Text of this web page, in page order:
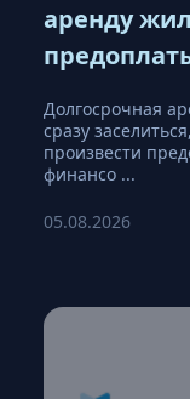
аренду
Долгосрочная
сразу
произвести
финансо ...
05.08.2026